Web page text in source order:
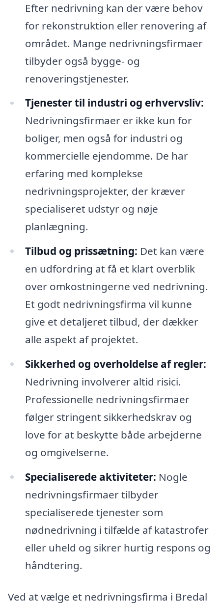
Efter nedrivning kan der være behov
for rekonstruktion eller renovering af
området. Mange nedrivningsfirmaer
tilbyder også bygge- og
renoveringstjenester.
Tjenester til industri og erhvervsliv:
Nedrivningsfirmaer er ikke kun for
boliger, men også for industri og
kommercielle ejendomme. De har
erfaring med komplekse
nedrivningsprojekter, der kræver
specialiseret udstyr og nøje
planlægning.
Tilbud og prissætning: Det kan være
en udfordring at få et klart overblik
over omkostningerne ved nedrivning.
Et godt nedrivningsfirma vil kunne
give et detaljeret tilbud, der dækker
alle aspekt af projektet.
Sikkerhed og overholdelse af regler:
Nedrivning involverer altid risici.
Professionelle nedrivningsfirmaer
følger stringent sikkerhedskrav og
love for at beskytte både arbejderne
og omgivelserne.
Specialiserede aktiviteter: Nogle
nedrivningsfirmaer tilbyder
specialiserede tjenester som
nødnedrivning i tilfælde af katastrofer
eller uheld og sikrer hurtig respons og
håndtering.
Ved at vælge et nedrivningsfirma i Bredal